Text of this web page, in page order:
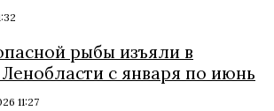
рыбы изъяли в
с января по июнь
11:27